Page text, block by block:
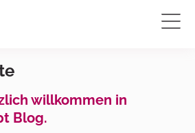
willkommen in
Blog.